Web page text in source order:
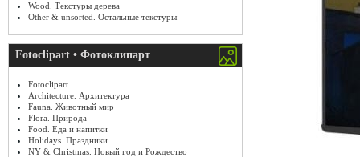
Wood. Текстуры дерева
Other & unsorted. Остальные текстуры
Fotoclipart • Фотоклипарт
Fotoclipart
Architecture. Архитектура
Fauna. Животный мир
Flora. Природа
Food. Еда и напитки
Holidays. Праздники
NY & Christmas. Новый год и Рождество